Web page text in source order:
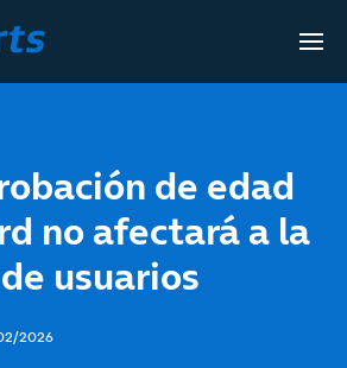
de edad
no afectará a la
usuarios
2026